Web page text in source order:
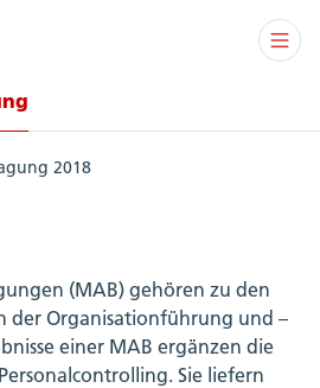
2018
(MAB) gehören zu den
der Organisationführung und –
einer MAB ergänzen die
Sie liefern